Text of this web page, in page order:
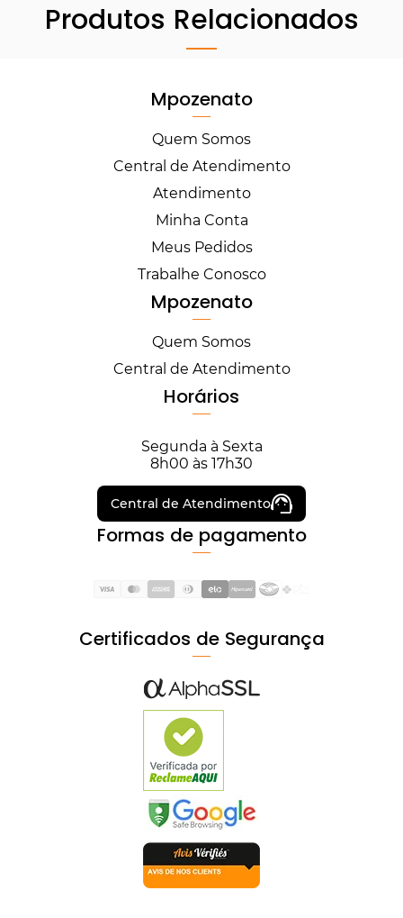
Produtos Relacionados
Mpozenato
Quem Somos
Central de Atendimento
Atendimento
Minha Conta
Meus Pedidos
Trabalhe Conosco
Mpozenato
Quem Somos
Central de Atendimento
Horários
Segunda à Sexta
8h00 às 17h30
Central de Atendimento
Formas de pagamento
Certificados de Segurança